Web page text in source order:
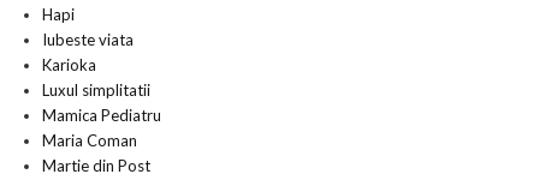
Hapi
Iubeste viata
Karioka
Luxul simplitatii
Mamica Pediatru
Maria Coman
Martie din Post